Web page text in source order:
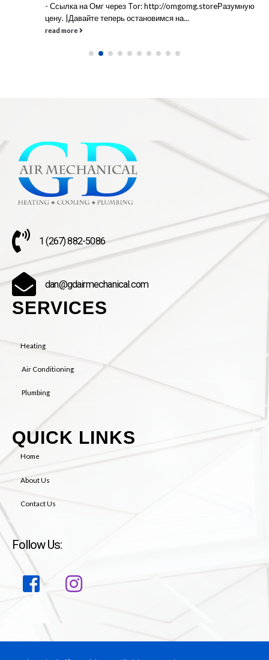
- Ссылка на Омг через Tor: http://omgomg.storeРазумную
цену. |Давайте теперь остановимся на...
read more
1 (267) 882-5086
dan@gdairmechanical.com
SERVICES
Heating
Air Conditioning
Plumbing
QUICK LINKS
Home
About Us
Contact Us
Follow Us: